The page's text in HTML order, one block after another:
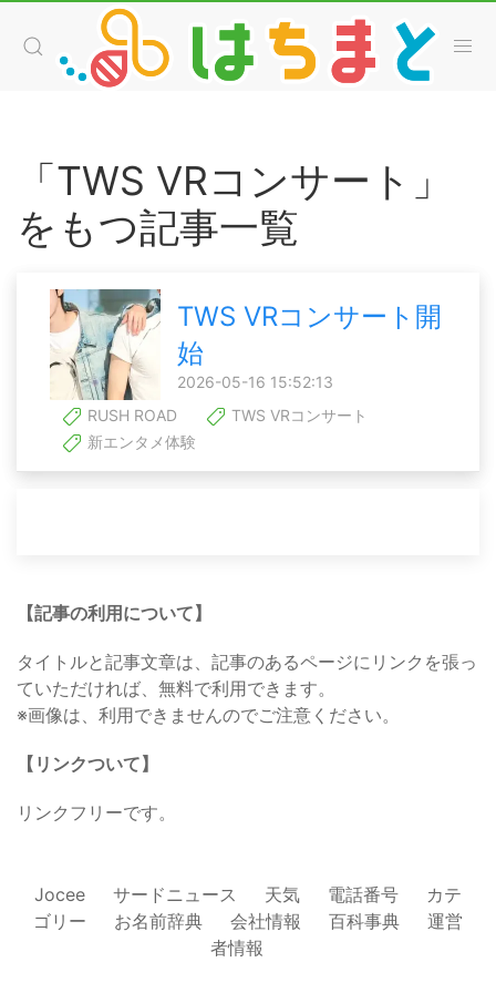
「TWS VRコンサート」
をもつ記事一覧
TWS VRコンサート開
始
2026-05-16 15:52:13
RUSH ROAD
TWS VRコンサート
新エンタメ体験
【記事の利用について】
タイトルと記事文章は、記事のあるページにリンクを張っ
ていただければ、無料で利用できます。
※画像は、利用できませんのでご注意ください。
【リンクついて】
リンクフリーです。
Jocee サードニュース 天気 電話番号
カテ
ゴリー
お名前辞典 会社情報 百科事典
運営
者情報